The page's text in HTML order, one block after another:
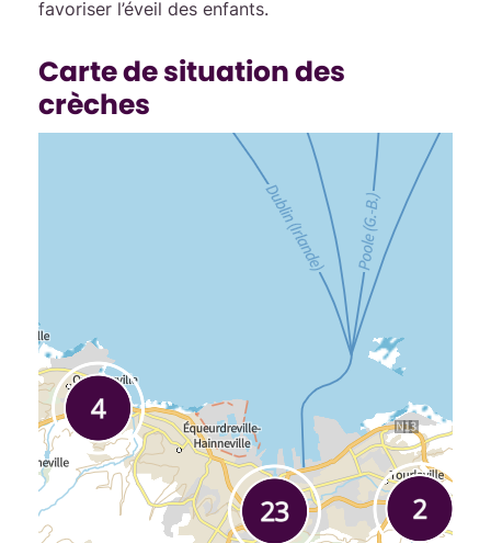
favoriser l’éveil des enfants.
Carte de situation des
crèches